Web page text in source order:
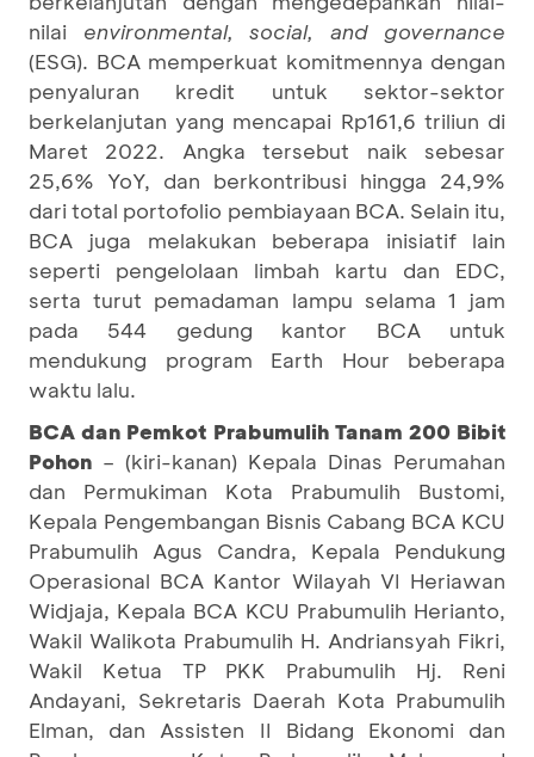
nilai environmental, social, and governance
(ESG). BCA memperkuat komitmennya dengan
penyaluran kredit untuk sektor-sektor
berkelanjutan yang mencapai Rp161,6 triliun di
Maret 2022. Angka tersebut naik sebesar
25,6% YoY, dan berkontribusi hingga 24,9%
dari total portofolio pembiayaan BCA. Selain itu,
BCA juga melakukan beberapa inisiatif lain
seperti pengelolaan limbah kartu dan EDC,
serta turut pemadaman lampu selama 1 jam
pada 544 gedung kantor BCA untuk
mendukung program Earth Hour beberapa
waktu lalu.
BCA dan Pemkot Prabumulih Tanam 200 Bibit
Pohon – (kiri-kanan) Kepala Dinas Perumahan
dan Permukiman Kota Prabumulih Bustomi,
Kepala Pengembangan Bisnis Cabang BCA KCU
Prabumulih Agus Candra, Kepala Pendukung
Operasional BCA Kantor Wilayah VI Heriawan
Widjaja, Kepala BCA KCU Prabumulih Herianto,
Wakil Walikota Prabumulih H. Andriansyah Fikri,
Wakil Ketua TP PKK Prabumulih Hj. Reni
Andayani, Sekretaris Daerah Kota Prabumulih
Elman, dan Assisten II Bidang Ekonomi dan